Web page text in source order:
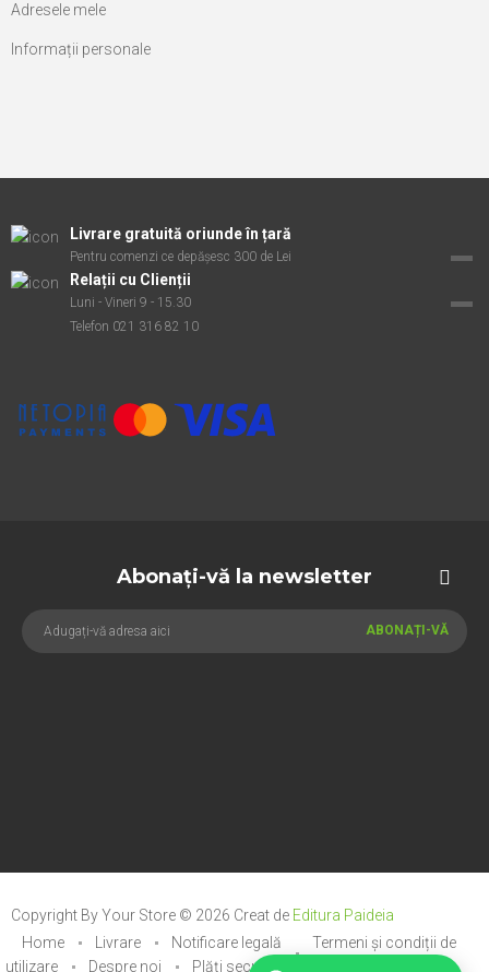
Adresele mele
Informații personale
Livrare gratuită oriunde în țară
Pentru comenzi ce depășesc 300 de Lei
Relații cu Clienții
Luni - Vineri 9 - 15.30
Telefon 021 316 82 10
Abonați-vă la newsletter
ABONAȚI-VĂ
Copyright By Your Store © 2026 Creat de Editura Paideia
Home
Livrare Notificare legală
Termeni și condiții de
utilizare
Despre noi Plăți securizate